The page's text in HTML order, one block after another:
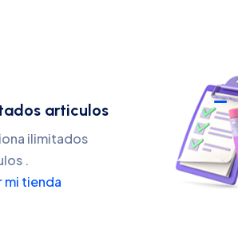
articulos
ilimitados
.
mi tienda